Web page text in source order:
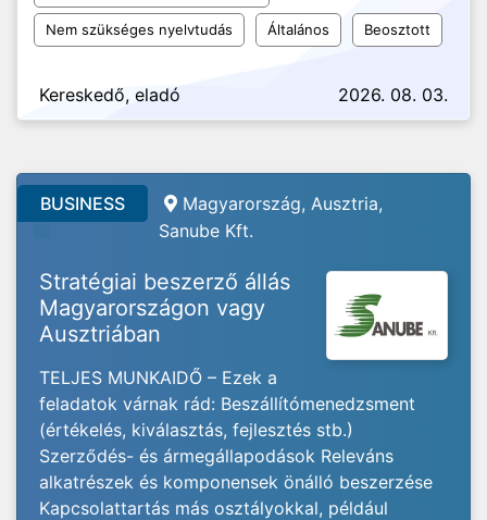
Nem szükséges nyelvtudás Általános Beosztott
Kereskedő, eladó 2026. 08. 03.
BUSINESS
Magyarország, Ausztria,
Sanube Kft.
Stratégiai beszerző állás
Magyarországon vagy
Ausztriában
TELJES MUNKAIDŐ – Ezek a
feladatok várnak rád: Beszállítómenedzsment
(értékelés, kiválasztás, fejlesztés stb.)
Szerződés- és ármegállapodások Releváns
alkatrészek és komponensek önálló beszerzése
Kapcsolattartás más osztályokkal, például